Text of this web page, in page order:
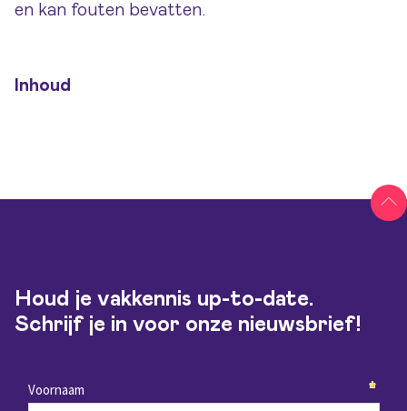
en kan fouten bevatten.
Inhoud
Houd je vakkennis up-to-date.
Schrijf je in voor onze nieuwsbrief!